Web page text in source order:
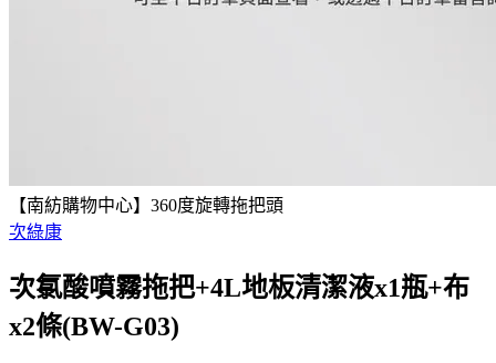
【南紡購物中心】360度旋轉拖把頭
次綠康
次氯酸噴霧拖把+4L地板清潔液x1瓶+布
x2條(BW-G03)